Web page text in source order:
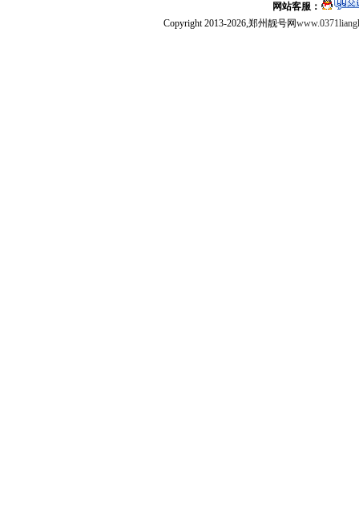
网站客服：
Copyright 2013-2026,郑州靓号网